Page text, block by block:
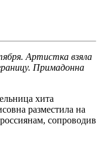
Артистка взяла
Примадонна
хита
разместила на
сопроводив